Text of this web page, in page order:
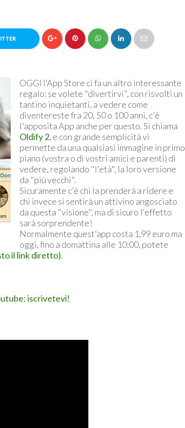
OGGI l'App Store ci fa un altro interessante
regalo: se volete "divertirvi", con risvolti un
tantino inquietanti, a vedere come
diventereste fra 20, 50 o 100 anni, c'è
l'apposita App anche per questo. Si chiama
Oldify 2, e con grande semplicità vi
permette da una qualsiasi immagine in primo
piano (vostra o di vostri amici e parenti) di
vedere, regolando "l'età", la loro versione
da "più vecchi".
Sicuramente c'è chi la prenderà a ridere e
chi invece si sentirà un attivino angosciato
da questa "visione", ma di sicuro l'effetto
sarà sorprendente!
Normalmente quest'app costa 1,99 euro ma
oggi, fino a domattina alle 10:00, potete
il link diretto).
iscrivetevi!